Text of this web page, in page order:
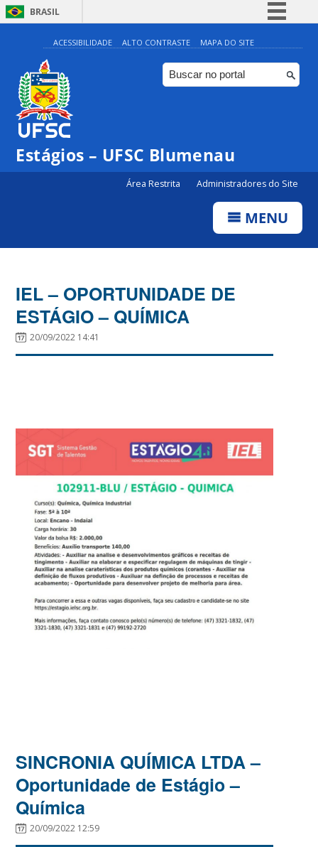
BRASIL
Simplifique!
Comunica BR
Participe
Canais
ACESSIBILIDADE ALTO CONTRASTE MAPA DO SITE
Estágios – UFSC Blumenau
Área Restrita Administradores do Site
MENU
IEL – OPORTUNIDADE DE
ESTÁGIO – QUÍMICA
20/09/2022 14:41
SINCRONIA QUÍMICA LTDA –
Oportunidade de Estágio –
Química
20/09/2022 12:59